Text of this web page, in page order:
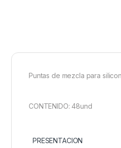
Puntas de mezcla para
CONTENIDO: 48und
PRESENTACION